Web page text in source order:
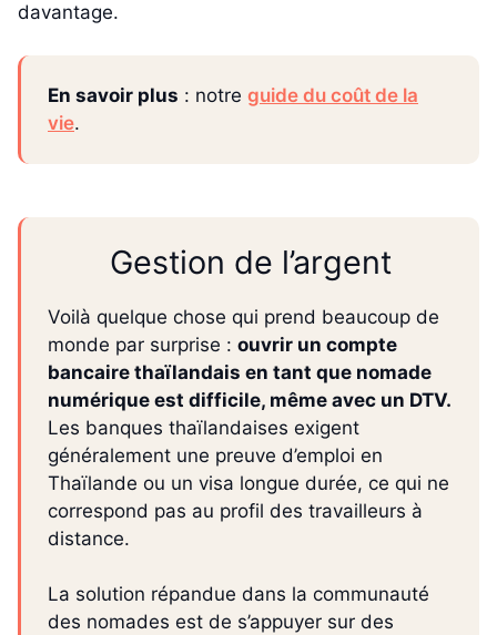
davantage.
En savoir plus : notre guide du coût de la
vie.
Gestion de l’argent
Voilà quelque chose qui prend beaucoup de
monde par surprise : ouvrir un compte
bancaire thaïlandais en tant que nomade
numérique est difficile, même avec un DTV.
Les banques thaïlandaises exigent
généralement une preuve d’emploi en
Thaïlande ou un visa longue durée, ce qui ne
correspond pas au profil des travailleurs à
distance.
La solution répandue dans la communauté
des nomades est de s’appuyer sur des